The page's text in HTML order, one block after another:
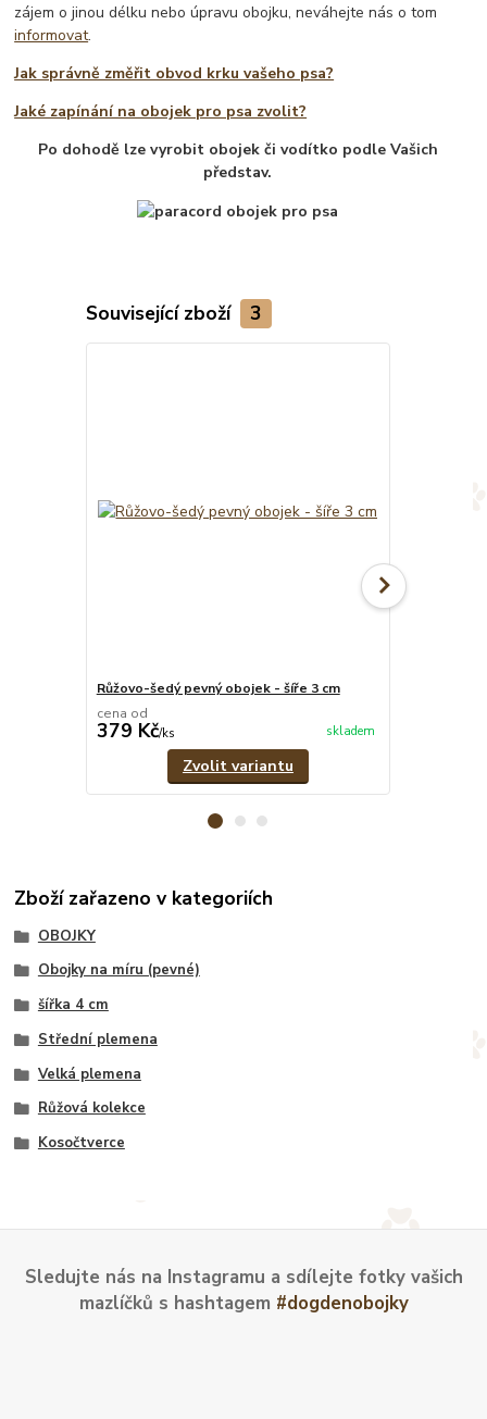
zájem o jinou délku nebo úpravu obojku, neváhejte nás o tom
informovat.
Jak správně změřit obvod krku vašeho psa?
Jaké zapínání na obojek pro psa zvolit?
Po dohodě lze vyrobit obojek či vodítko podle Vašich
představ.
Související zboží 3
Růžovo-šedý pevný obojek - šíře 3 cm
cena od
379 Kč/ks skladem
Zvolit variantu
Zboží zařazeno v kategoriích
OBOJKY
Obojky na míru (pevné)
šířka 4 cm
Střední plemena
Velká plemena
Růžová kolekce
Kosočtverce
Sledujte nás na Instagramu a sdílejte fotky vašich
mazlíčků s hashtagem #dogdenobojky